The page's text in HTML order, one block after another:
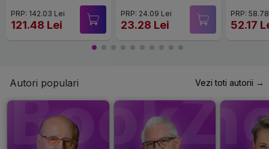
PRP: 142.03 Lei
121.48 Lei
PRP: 24.09 Lei
23.28 Lei
PRP:
52.17
Autori populari Vezi toti autorii →